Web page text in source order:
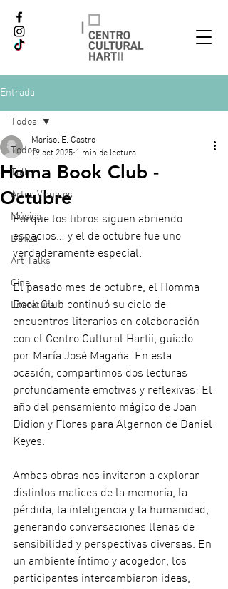
Entrada
Todos
Taller
Artes Visuales
Música
Danza
Art Talks
Cine
Literatura
Todos
Homa Book Club -
Octubre
Marisol E. Castro
19 oct 2025 1 min de lectura
Porque los libros siguen abriendo
espacios… y el de octubre fue uno
verdaderamente especial.
El pasado mes de octubre, el Homma
Book Club continuó su ciclo de
encuentros literarios en colaboración
con el Centro Cultural Hartii, guiado
por María José Magaña. En esta
ocasión, compartimos dos lecturas
profundamente emotivas y reflexivas: El
año del pensamiento mágico de Joan
Didion y Flores para Algernon de Daniel
Keyes.
Ambas obras nos invitaron a explorar
distintos matices de la memoria, la
pérdida, la inteligencia y la humanidad,
generando conversaciones llenas de
sensibilidad y perspectivas diversas. En
un ambiente íntimo y acogedor, los
participantes intercambiaron ideas,